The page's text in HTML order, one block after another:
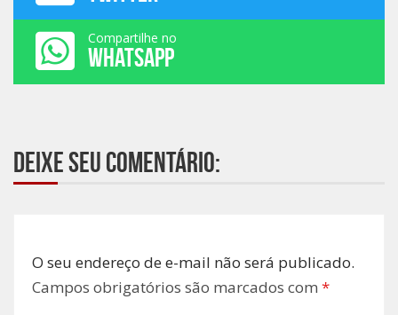
Compartilhe no
WHATSAPP
Deixe seu comentário:
O seu endereço de e-mail não será publicado.
Campos obrigatórios são marcados com *